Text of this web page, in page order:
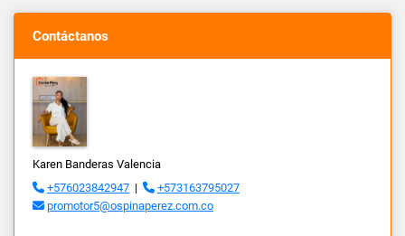
Contáctanos
Karen Banderas Valencia
+576023842947 |
+573163795027
promotor5@ospinaperez.com.co